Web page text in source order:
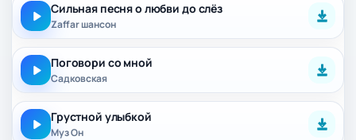
Сильная песня о любви до слёз
Zaffar шансон
Поговори со мной
Садковская
Грустной улыбкой
Муз Он